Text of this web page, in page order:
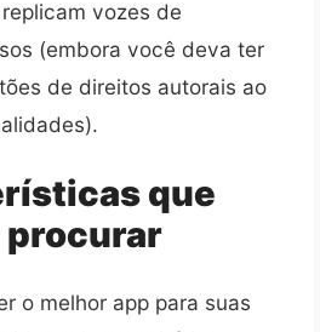
vozes de
(embora você deva ter
de direitos autorais ao
que
procurar
o melhor app para suas